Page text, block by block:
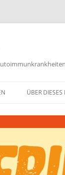
ÜBER DIESES